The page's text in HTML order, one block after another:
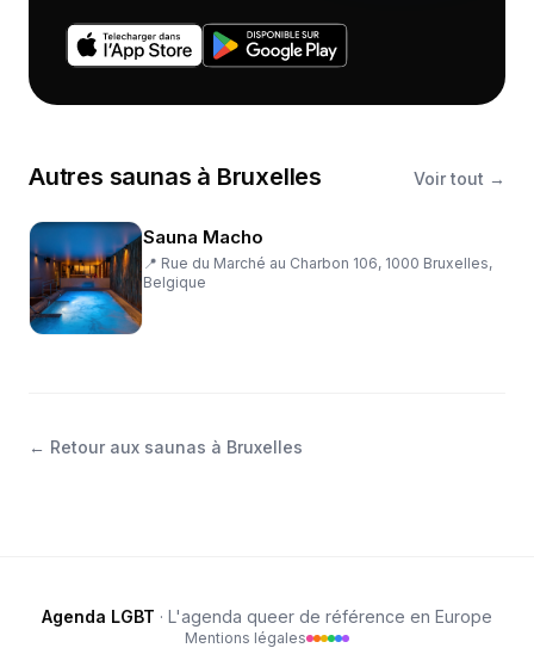
Autres saunas à Bruxelles Voir tout →
Sauna Macho
📍 Rue du Marché au Charbon 106, 1000 Bruxelles,
Belgique
← Retour aux saunas à Bruxelles
Agenda LGBT · L'agenda queer de référence en Europe
Mentions légales